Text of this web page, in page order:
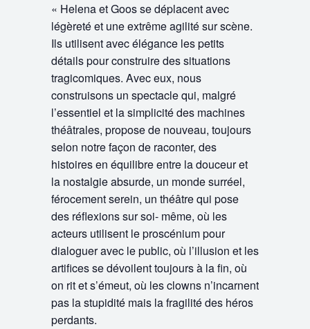
« Helena et Goos se déplacent avec
légèreté et une extrême agilité sur scène.
Ils utilisent avec élégance les petits
détails pour construire des situations
tragicomiques. Avec eux, nous
construisons un spectacle qui, malgré
l’essentiel et la simplicité des machines
théâtrales, propose de nouveau, toujours
selon notre façon de raconter, des
histoires en équilibre entre la douceur et
la nostalgie absurde, un monde surréel,
férocement serein, un théâtre qui pose
des réflexions sur soi- même, où les
acteurs utilisent le proscénium pour
dialoguer avec le public, où l’illusion et les
artifices se dévoilent toujours à la fin, où
on rit et s’émeut, où les clowns n’incarnent
pas la stupidité mais la fragilité des héros
perdants.